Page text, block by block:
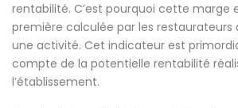
rentabilité. C’est pourquoi cette marge
première calculée par les
une activité. Cet indicateur est
compte de la potentielle rentabilité
l’établissement.